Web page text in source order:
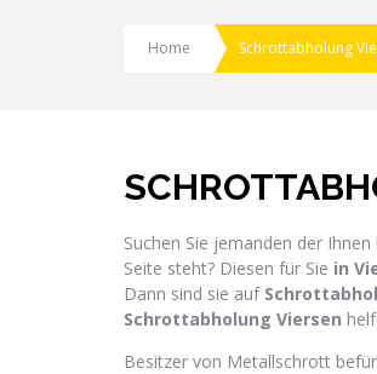
Home Schrottabholung
Suchen Sie jemanden der
Seite steht? Diesen für Sie in
Dann sind sie auf
Schrottabholung Viersen
Besitzer von Metallschrott